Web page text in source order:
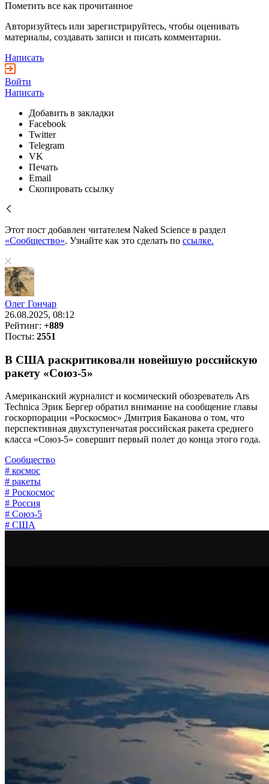
Пометить все как прочитанное
Авторизуйтесь или зарегистрируйтесь, чтобы оценивать
материалы, создавать записи и писать комментарии.
Написать
Войти
Написать
Добавить в закладки
Facebook
Twitter
Telegram
VK
Печать
Email
Скопировать ссылку
Этот пост добавлен читателем Naked Science в раздел
«Сообщество». Узнайте как это сделать по ссылке.
Олег Гончар
26.08.2025, 08:12
Рейтинг: +889
Посты: 2551
В США раскритиковали новейшую российскую
ракету «Союз-5»
Американский журналист и космический обозреватель Ars
Technica Эрик Бергер обратил внимание на сообщение главы
госкорпорации «Роскосмос» Дмитрия Баканова о том, что
перспективная двухступенчатая российская ракета среднего
класса «Союз-5» совершит первый полет до конца этого года.
Сообщество
# космос
# ракеты
# Роскосмос
# Россия
# Союз-5
# США